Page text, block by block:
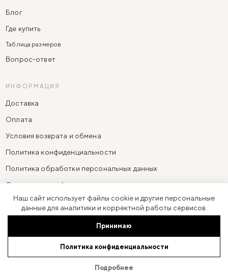
Блог
Где купить
Таблица размеров
Вопрос-ответ
ИНФОРМАЦИЯ
Доставка
Оплата
Условия возврата и обмена
Политика конфиденциальности
Политика обработки персональных данных
Согласие на информационно-рекламную рассылку
Согласие на обработку персональных данных
Юр. адрес: 119270, Москва г, ул Фрунзенская 3-я, дом 6, кв. 97
Наш сайт использует файлы cookie и другие персональные
данные для аналитики и корректной работы сервисов.
Принимаю
Политика конфиденциальности
Подробнее